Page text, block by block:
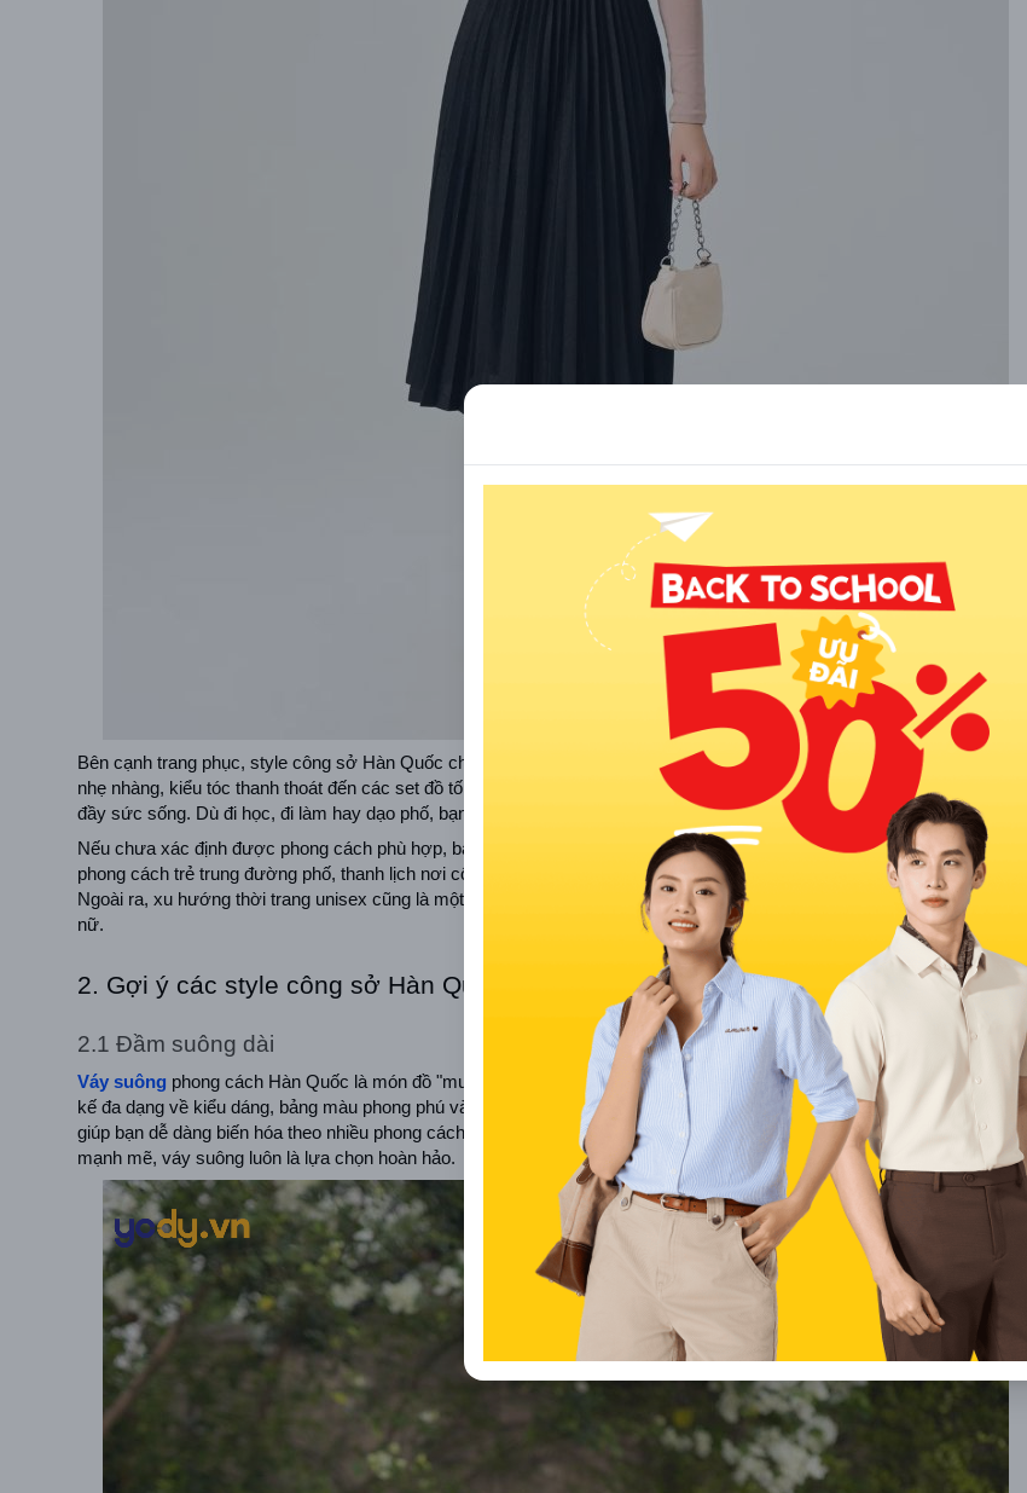
Bên cạnh trang phục, style công sở Hàn Quốc chú trọng làm nổi bật nét đẹp tự nhiên của người mặc. Từ lối trang điểm
nhẹ nhàng, kiểu tóc thanh thoát đến các set đồ tối giản mà ấn tượng, tất cả đều hướng tới một diện mạo tươi mới và tràn
đầy sức sống. Dù đi học, đi làm hay dạo phố, bạn đều có thể ứng dụng linh hoạt những ý tưởng này.
Nếu chưa xác định được phong cách phù hợp, bạn có thể tham khảo các cách mix đồ phổ biến từ xứ sở kim chi. Từ
phong cách trẻ trung đường phố, thanh lịch nơi công sở, đến cổ điển vintage, mỗi lựa chọn đều mang đến sự mới mẻ.
Ngoài ra, xu hướng thời trang unisex cũng là một điểm nhấn, mở ra không gian sáng tạo không giới hạn cho cả nam và
nữ.
2. Gợi ý các style công sở Hàn Quốc giúp chị em thăng hạng nhan sắc
2.1 Đầm suông dài
Váy suông phong cách Hàn Quốc là món đồ "must-have" trong bộ sưu tập của những cô nàng yêu thời trang. Với thiết
kế đa dạng về kiểu dáng, bảng màu phong phú và chất liệu thoải mái, váy suông không chỉ mang lại sự tiện dụng mà còn
giúp bạn dễ dàng biến hóa theo nhiều phong cách khác nhau. Dù bạn theo đuổi vẻ ngoài dịu dàng, nữ tính hay phá cách,
mạnh mẽ, váy suông luôn là lựa chọn hoàn hảo.